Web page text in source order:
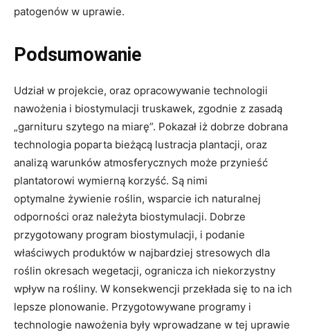
patogenów w uprawie.
Podsumowanie
Udział w projekcie, oraz opracowywanie technologii
nawożenia i biostymulacji truskawek, zgodnie z zasadą
„garnituru szytego na miarę”. Pokazał iż dobrze dobrana
technologia poparta bieżącą lustracja plantacji, oraz
analizą warunków atmosferycznych może przynieść
plantatorowi wymierną korzyść. Są nimi
optymalne żywienie roślin, wsparcie ich naturalnej
odporności oraz należyta biostymulacji. Dobrze
przygotowany program biostymulacji, i podanie
właściwych produktów w najbardziej stresowych dla
roślin okresach wegetacji, ogranicza ich niekorzystny
wpływ na rośliny. W konsekwencji przekłada się to na ich
lepsze plonowanie. Przygotowywane programy i
technologie nawożenia były wprowadzane w tej uprawie